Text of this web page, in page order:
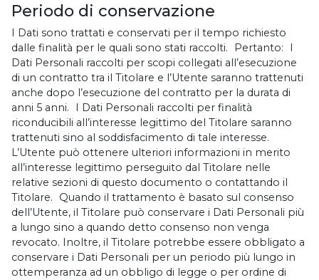
Periodo di conservazione
I Dati sono trattati e conservati per il tempo richiesto
dalle finalità per le quali sono stati raccolti. Pertanto: I
Dati Personali raccolti per scopi collegati all’esecuzione
di un contratto tra il Titolare e l’Utente saranno trattenuti
anche dopo l’esecuzione del contratto per la durata di
anni 5 anni. I Dati Personali raccolti per finalità
riconducibili all’interesse legittimo del Titolare saranno
trattenuti sino al soddisfacimento di tale interesse.
L’Utente può ottenere ulteriori informazioni in merito
all’interesse legittimo perseguito dal Titolare nelle
relative sezioni di questo documento o contattando il
Titolare. Quando il trattamento è basato sul consenso
dell’Utente, il Titolare può conservare i Dati Personali più
a lungo sino a quando detto consenso non venga
revocato. Inoltre, il Titolare potrebbe essere obbligato a
conservare i Dati Personali per un periodo più lungo in
ottemperanza ad un obbligo di legge o per ordine di